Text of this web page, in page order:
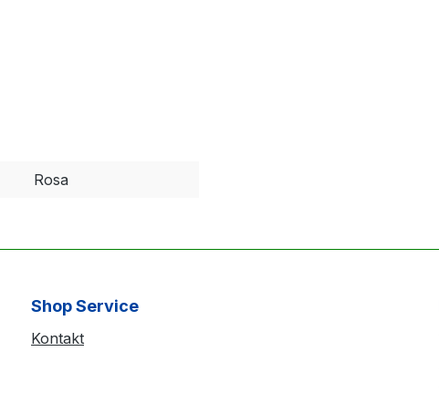
Rosa
Shop Service
Kontakt